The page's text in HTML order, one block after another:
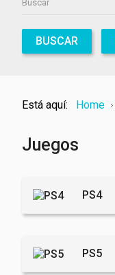
BUSCAR
Está aquí: Home
Juegos
PS4
PS5